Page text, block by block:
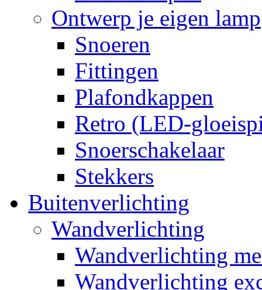
Ontwerp je eigen lamp
Snoeren
Fittingen
Plafondkappen
Retro (LED-
Snoerschakelaar
Stekkers
Buitenverlichting
Wandverlichting
Wandverlichting
Wandverlichting